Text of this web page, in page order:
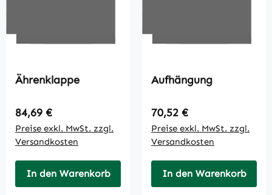
Ährenklappe
Regulärer Preis:
84,69 €
Preise exkl. MwSt. zzgl.
Versandkosten
In den Warenkorb
Aufhängung
Regulärer Preis:
70,52 €
Preise exkl. MwSt. zzgl.
Versandkosten
In den Warenkorb